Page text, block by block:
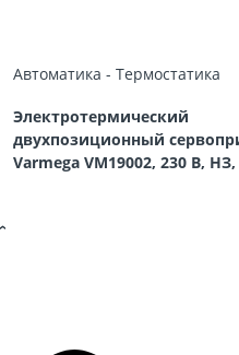
Автоматика - Термостатика
Электротермический
двухпозиционный
Varmega VM19002, 230 В,